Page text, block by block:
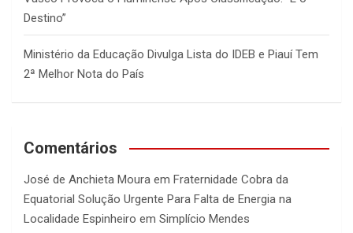
Destino”
Ministério da Educação Divulga Lista do IDEB e Piauí Tem
2ª Melhor Nota do País
Comentários
José de Anchieta Moura em Fraternidade Cobra da
Equatorial Solução Urgente Para Falta de Energia na
Localidade Espinheiro em Simplício Mendes